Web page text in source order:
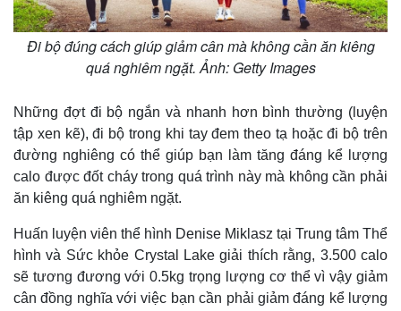
Đi bộ đúng cách giúp giảm cân mà không cần ăn kiêng
quá nghiêm ngặt. Ảnh: Getty Images
Những đợt đi bộ ngắn và nhanh hơn bình thường (luyện
tập xen kẽ), đi bộ trong khi tay đem theo tạ hoặc đi bộ trên
đường nghiêng có thể giúp bạn làm tăng đáng kể lượng
calo được đốt cháy trong quá trình này mà không cần phải
ăn kiêng quá nghiêm ngặt.
Huấn luyện viên thể hình Denise Miklasz tại Trung tâm Thể
hình và Sức khỏe Crystal Lake giải thích rằng, 3.500 calo
sẽ tương đương với 0.5kg trọng lượng cơ thể vì vậy giảm
cân đồng nghĩa với việc bạn cần phải giảm đáng kể lượng